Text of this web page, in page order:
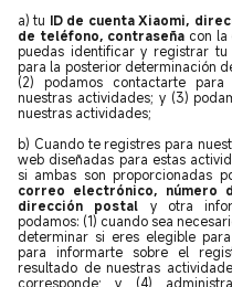
a) tu ID de cuenta Xiaomi,
de teléfono, contraseña con la
puedas identificar y registrar
para la posterior determinación
(2) podamos contactarte
nuestras actividades; y (3)
nuestras actividades;
b) Cuando te registres para
web diseñadas para estas
si ambas son proporcionadas
correo electrónico, número
dirección postal y otra
podamos: (1) cuando sea
determinar si eres elegible
para informarte sobre el
resultado de nuestras
corresponde; y (4)